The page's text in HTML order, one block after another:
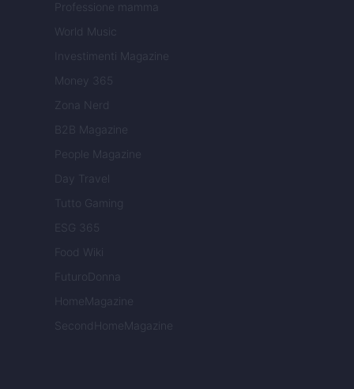
Professione mamma
World Music
Investimenti Magazine
Money 365
Zona Nerd
B2B Magazine
People Magazine
Day Travel
Tutto Gaming
ESG 365
Food Wiki
FuturoDonna
HomeMagazine
SecondHomeMagazine